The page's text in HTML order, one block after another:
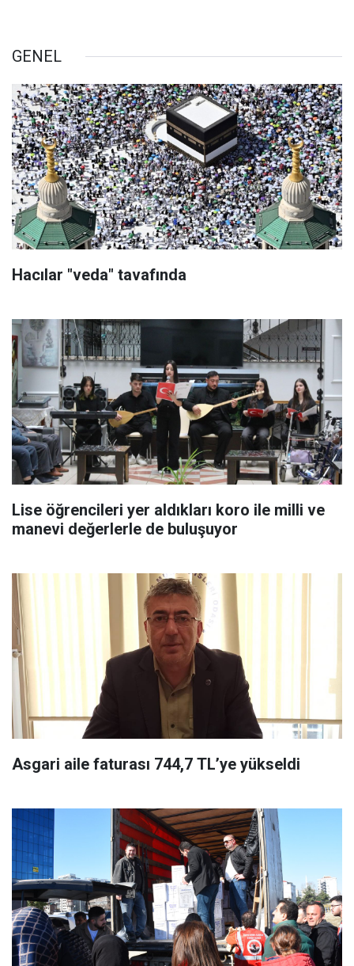
GENEL
Hacılar "veda" tavafında
Lise öğrencileri yer aldıkları koro ile milli ve
manevi değerlerle de buluşuyor
Asgari aile faturası 744,7 TL’ye yükseldi